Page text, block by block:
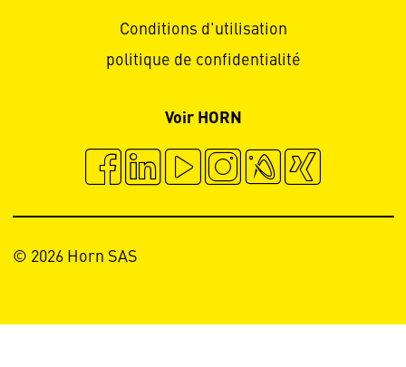
Conditions d'utilisation
politique de confidentialité
Voir HORN
© 2026 Horn SAS